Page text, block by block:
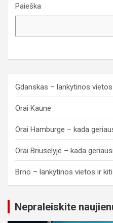
Paieška
Gdanskas – lankytinos
Orai Kaune
Orai Hamburge – kada
Orai Briuselyje – kada
Brno – lankytinos vietos ir
Nepraleiskite